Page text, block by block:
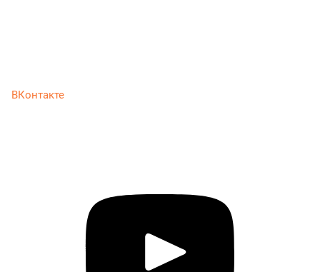
ВКонтакте